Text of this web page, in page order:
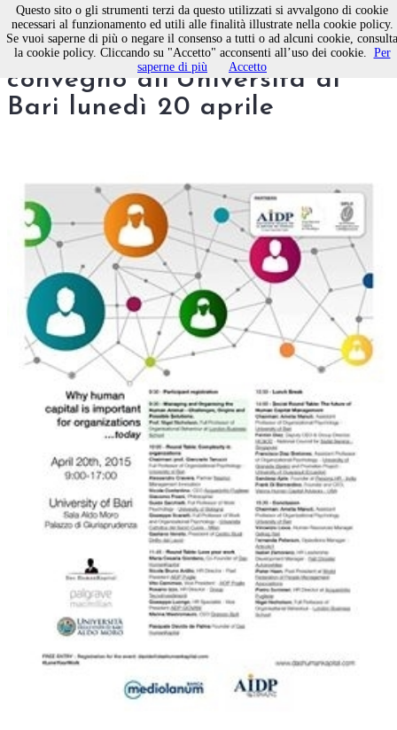
Human Management:
convegno all'Università di
Bari lunedì 20 aprile
Questo sito o gli strumenti terzi da questo utilizzati si avvalgono di cookie
necessari al funzionamento ed utili alle finalità illustrate nella cookie policy.
Se vuoi saperne di più o negare il consenso a tutti o ad alcuni cookie, consulta
la cookie policy. Cliccando su "Accetto" acconsenti all’uso dei cookie. Per
saperne di più
Accetto